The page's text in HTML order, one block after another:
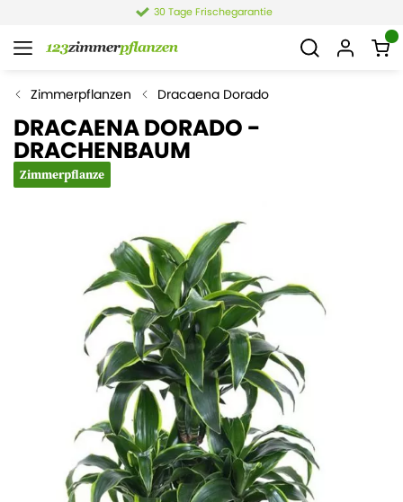
30 Tage Frischegarantie
Zimmerpflanzen Dracaena Dorado
DRACAENA DORADO -
DRACHENBAUM
Zimmerpflanze